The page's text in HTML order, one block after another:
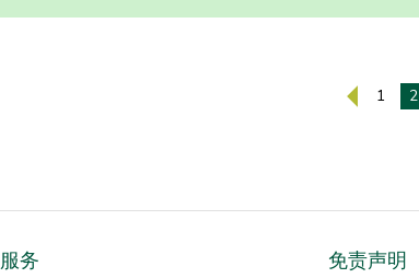
1 2
服务 免责声明